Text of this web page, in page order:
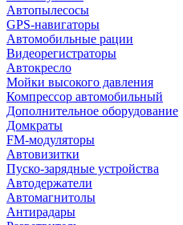
Автопылесосы
GPS-навигаторы
Автомобильные рации
Видеорегистраторы
Автокресло
Мойки высокого давления
Компрессор автомобильный
Дополнительное оборудование
Домкраты
FM-модуляторы
Автовизитки
Пуско-зарядные устройства
Автодержатели
Автомагнитолы
Антирадары